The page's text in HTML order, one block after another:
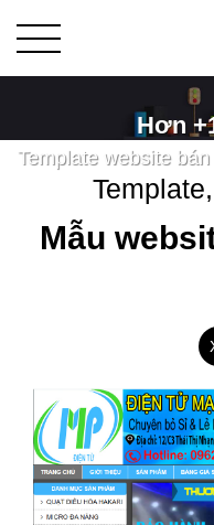
Hơn
Template website
Mẫu